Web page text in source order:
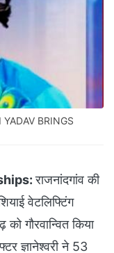
BRINGS
राजनांदगांव की
वेटलिफ्टिंग
गौरवान्वित किया
ज्ञानेश्वरी ने 53